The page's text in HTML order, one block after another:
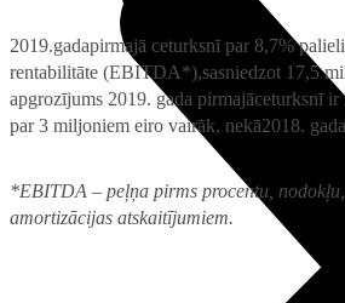
2019.gadapirmajā ceturksnī par 8,7%
rentabilitāte (EBITDA*),sasniedzot 17,5
apgrozījums 2019. gada pirmajāceturksnī
par 3 miljoniem eiro vairāk, nekā2018.
*EBITDA – peļņa pirms procentu,
amortizācijas atskaitījumiem.